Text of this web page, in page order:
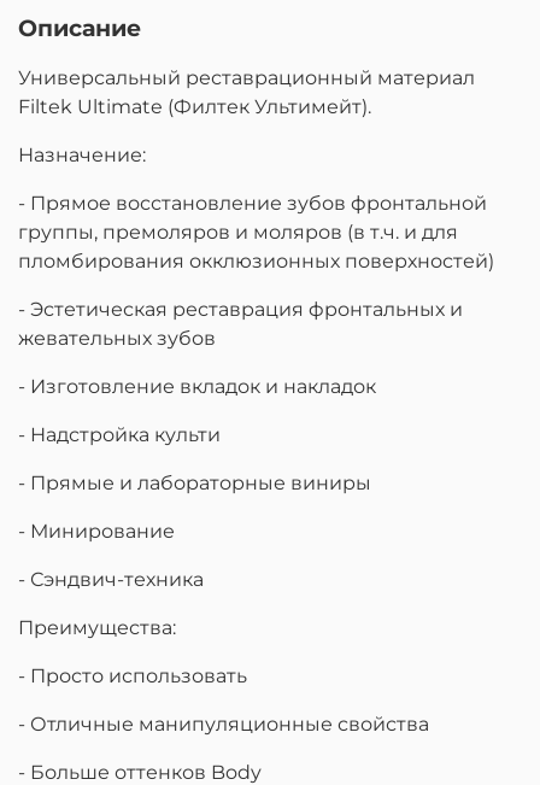
Описание
Универсальный реставрационный материал
Filtek Ultimate (Филтек Ультимейт).
Назначение:
- Прямое восстановление зубов фронтальной
группы, премоляров и моляров (в т.ч. и для
пломбирования окклюзионных поверхностей)
- Эстетическая реставрация фронтальных и
жевательных зубов
- Изготовление вкладок и накладок
- Надстройка культи
- Прямые и лабораторные виниры
- Минирование
- Сэндвич-техника
Преимущества:
- Просто использовать
- Отличные манипуляционные свойства
- Больше оттенков Body